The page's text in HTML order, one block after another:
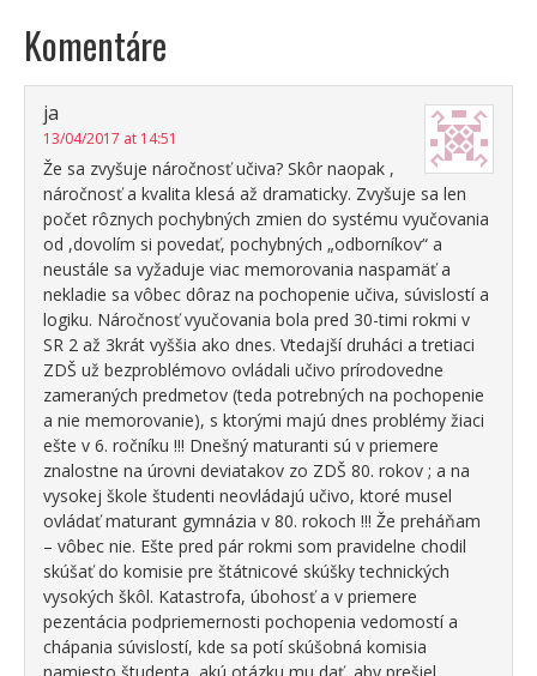
Komentáre
ja
13/04/2017 at 14:51
Že sa zvyšuje náročnosť učiva? Skôr naopak ,
náročnosť a kvalita klesá až dramaticky. Zvyšuje sa len
počet rôznych pochybných zmien do systému vyučovania
od ,dovolím si povedať, pochybných „odborníkov“ a
neustále sa vyžaduje viac memorovania naspamäť a
nekladie sa vôbec dôraz na pochopenie učiva, súvislostí a
logiku. Náročnosť vyučovania bola pred 30-timi rokmi v
SR 2 až 3krát vyššia ako dnes. Vtedajší druháci a tretiaci
ZDŠ už bezproblémovo ovládali učivo prírodovedne
zameraných predmetov (teda potrebných na pochopenie
a nie memorovanie), s ktorými majú dnes problémy žiaci
ešte v 6. ročníku !!! Dnešný maturanti sú v priemere
znalostne na úrovni deviatakov zo ZDŠ 80. rokov ; a na
vysokej škole študenti neovládajú učivo, ktoré musel
ovládať maturant gymnázia v 80. rokoch !!! Že preháňam
– vôbec nie. Ešte pred pár rokmi som pravidelne chodil
skúšať do komisie pre štátnicové skúšky technických
vysokých škôl. Katastrofa, úbohosť a v priemere
pezentácia podpriemernosti pochopenia vedomostí a
chápania súvislostí, kde sa potí skúšobná komisia